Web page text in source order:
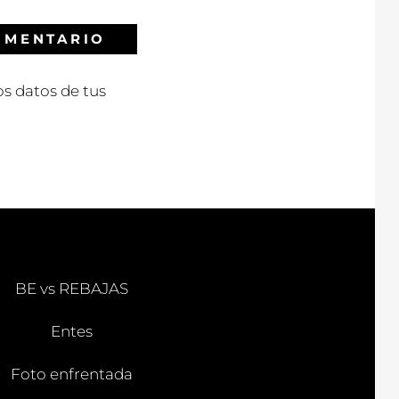
datos de tus
BE vs REBAJAS
Entes
Foto enfrentada